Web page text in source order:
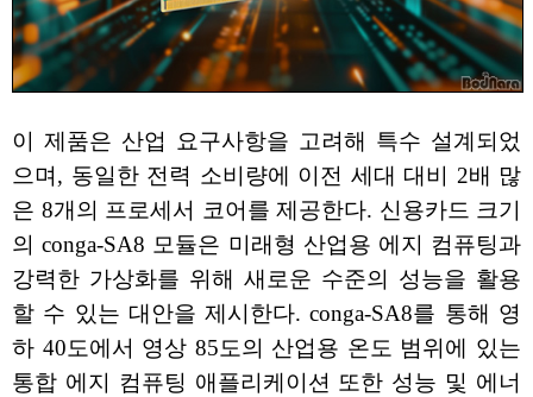
이 제품은 산업 요구사항을 고려해 특수 설계되었
으며, 동일한 전력 소비량에 이전 세대 대비 2배 많
은 8개의 프로세서 코어를 제공한다. 신용카드 크기
의 conga-SA8 모듈은 미래형 산업용 에지 컴퓨팅과
강력한 가상화를 위해 새로운 수준의 성능을 활용
할 수 있는 대안을 제시한다. conga-SA8를 통해 영
하 40도에서 영상 85도의 산업용 온도 범위에 있는
통합 에지 컴퓨팅 애플리케이션 또한 성능 및 에너